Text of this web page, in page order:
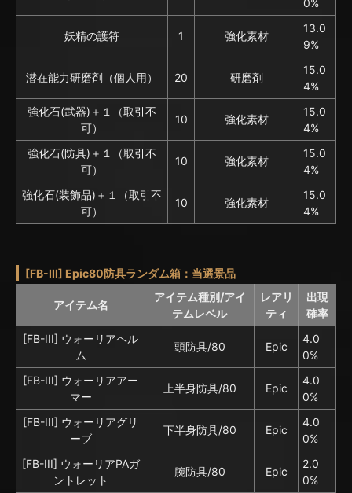
0%
妖精の護符 1 強化素材
13.0
9%
潜在能力研磨剤（個人用） 20 研磨剤
15.0
4%
強化石(武器)＋１（取引不
可）
10 強化素材
15.0
4%
強化石(防具)＋１（取引不
可）
10 強化素材
15.0
4%
強化石(装飾品)＋１（取引不
可）
10 強化素材
15.0
4%
[FB-III] Epic80防具ランダム箱：当選景品
アイテム名
アイテム種別/アイ
テムレベル
レアリ
ティ
出現
確率
[FB-III] ウォーリアヘル
ム
頭防具/80 Epic
4.0
0%
[FB-III] ウォーリアアー
マー
上半身防具/80 Epic
4.0
0%
[FB-III] ウォーリアグリ
ーブ
下半身防具/80 Epic
4.0
0%
[FB-III] ウォーリアPAガ
ントレット
腕防具/80 Epic
2.0
0%